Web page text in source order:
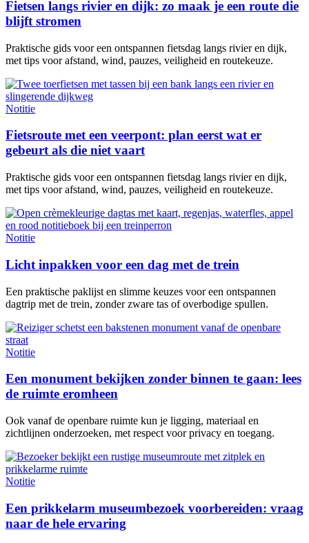
Fietsen langs rivier en dijk: zo maak je een route die
blijft stromen
Praktische gids voor een ontspannen fietsdag langs rivier en dijk,
met tips voor afstand, wind, pauzes, veiligheid en routekeuze.
Notitie
Fietsroute met een veerpont: plan eerst wat er
gebeurt als die niet vaart
Praktische gids voor een ontspannen fietsdag langs rivier en dijk,
met tips voor afstand, wind, pauzes, veiligheid en routekeuze.
Notitie
Licht inpakken voor een dag met de trein
Een praktische paklijst en slimme keuzes voor een ontspannen
dagtrip met de trein, zonder zware tas of overbodige spullen.
Notitie
Een monument bekijken zonder binnen te gaan: lees
de ruimte eromheen
Ook vanaf de openbare ruimte kun je ligging, materiaal en
zichtlijnen onderzoeken, met respect voor privacy en toegang.
Notitie
Een prikkelarm museumbezoek voorbereiden: vraag
naar de hele ervaring